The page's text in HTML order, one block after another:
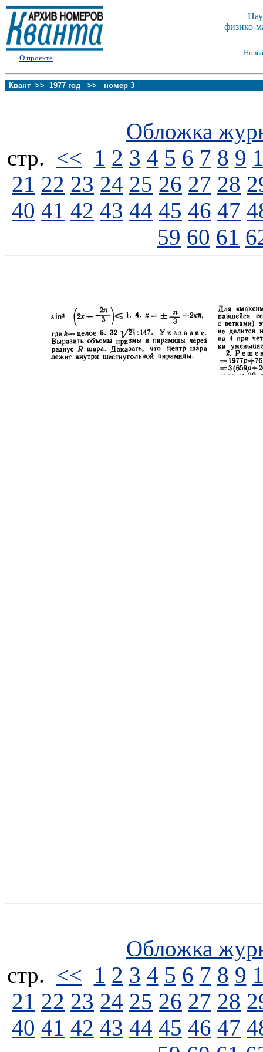
О проекте
физико-
Квант >> 1977 год >> номер 3
Обложка
стp. << 1 2 3 4 5 6 7 8 9
21 22 23 24 25 26 27 28
40 41 42 43 44 45 46 47
59 60 61
Обложка
стp. << 1 2 3 4 5 6 7 8 9
21 22 23 24 25 26 27 28
40 41 42 43 44 45 46 47